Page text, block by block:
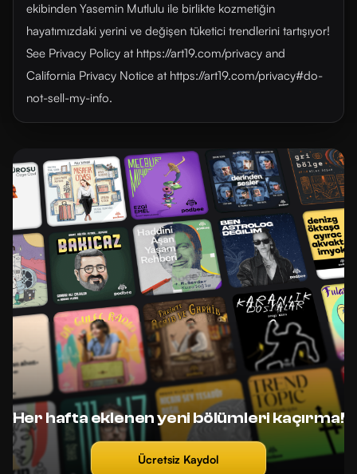
ekibinden Yasemin Mutlulu ile birlikte kozmetiğin
hayatımızdaki yerini ve değişen tüketici trendlerini tartışıyor!
See Privacy Policy at https://art19.com/privacy and
California Privacy Notice at https://art19.com/privacy#do-
not-sell-my-info.
Her hafta eklenen yeni bölümleri kaçırma!
Ücretsiz Kaydol